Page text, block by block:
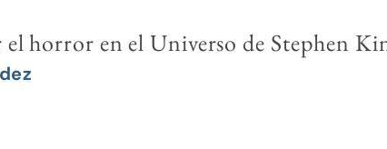
horror en el Universo de Stephen